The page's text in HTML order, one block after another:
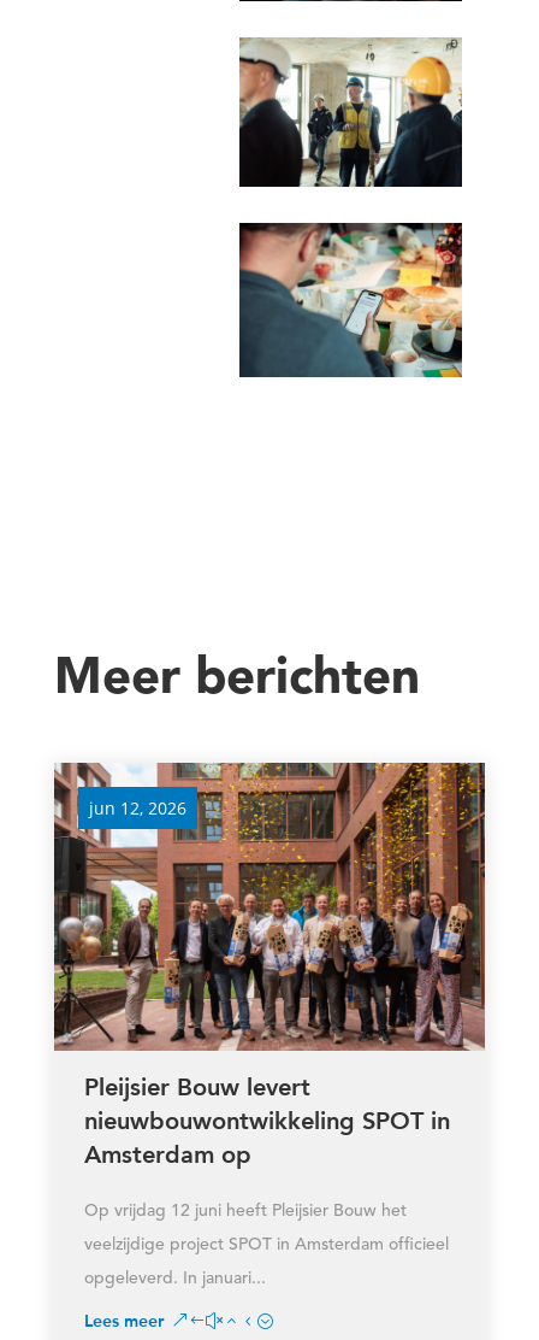
Meer berichten
jun 12, 2026
Pleijsier Bouw levert
nieuwbouwontwikkeling SPOT in
Amsterdam op
Op vrijdag 12 juni heeft Pleijsier Bouw het
veelzijdige project SPOT in Amsterdam officieel
opgeleverd. In januari...
Lees meer